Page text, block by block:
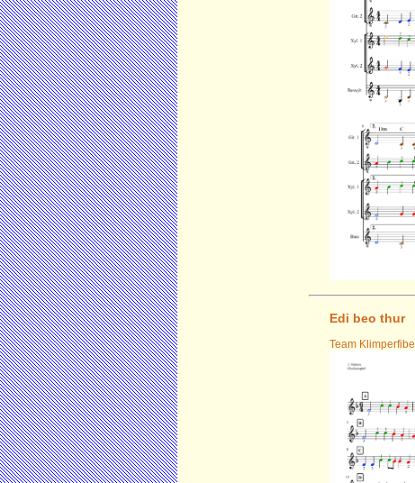
Edi beo thur
Team Klimperfibel